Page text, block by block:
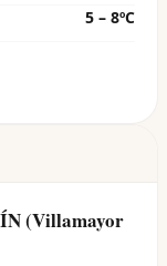
5 – 8ºC
(Villamayor